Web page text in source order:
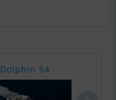
Dolphin 54 ..